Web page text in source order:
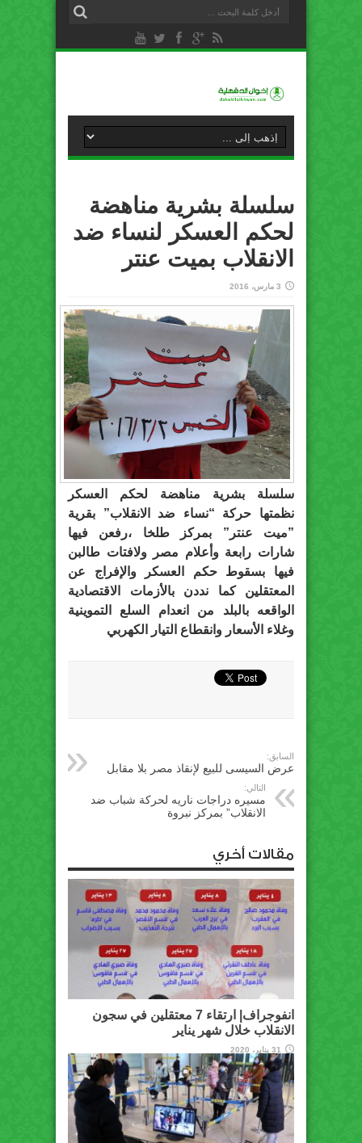
سلسلة بشرية مناهضة
لحكم العسكر لنساء ضد
الانقلاب بميت عنتر‬
3 مارس، 2016
سلسلة بشرية مناهضة لحكم العسكر
نظمتها حركة “نساء ضد الانقلاب” بقرية
‫”ميت عنتر‬” بمركز طلخا ،رفعن فيها
شارات رابعة وأعلام مصر ولافتات طالبن
فيها بسقوط حكم العسكر والإفراج عن
المعتقلين كما نددن بالأزمات الاقتصادية
الواقعه بالبلد من انعدام السلع التموينية
وغلاء الأسعار وانقطاع التيار الكهربي
السابق:
عرض السيسى للبيع لإنقاذ مصر بلا مقابل
التالي:
مسيره دراجات ناريه لحركة شباب ضد
الانقلاب” بمركز نبروة
مقالات أخري
انفوجراف| ارتقاء 7 معتقلين في سجون
الانقلاب خلال شهر يناير
31 يناير، 2020